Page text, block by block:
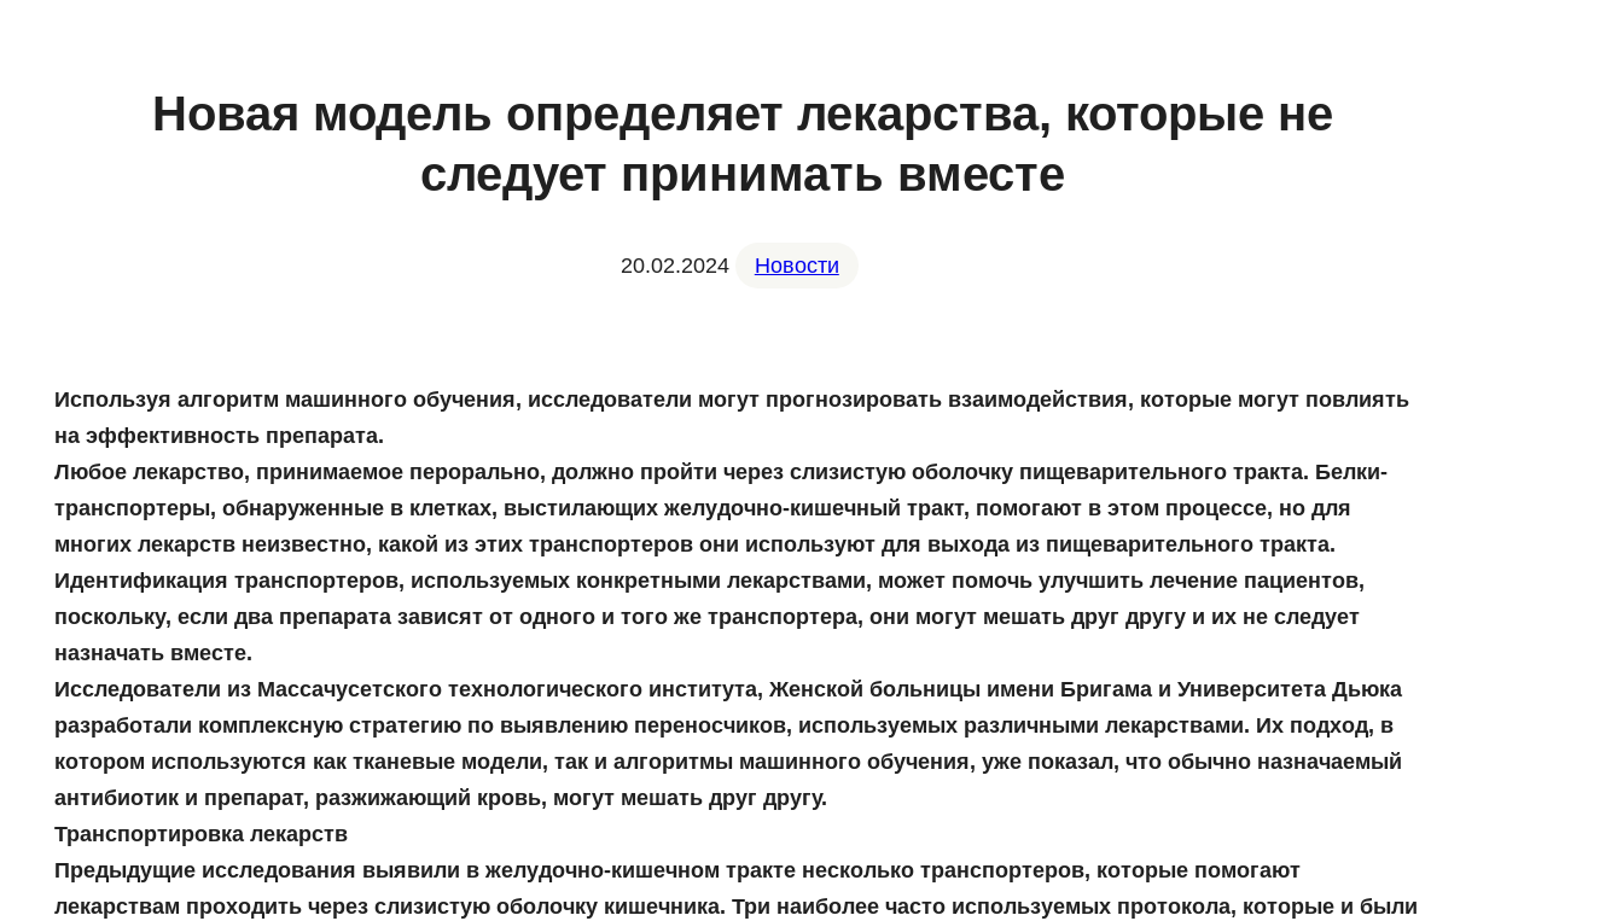
Новая модель определяет лекарства, которые не
следует принимать вместе
20.02.2024 Новости
Используя алгоритм машинного обучения, исследователи могут прогнозировать взаимодействия, которые могут повлиять
на эффективность препарата.
Любое лекарство, принимаемое перорально, должно пройти через слизистую оболочку пищеварительного тракта. Белки-
транспортеры, обнаруженные в клетках, выстилающих желудочно-кишечный тракт, помогают в этом процессе, но для
многих лекарств неизвестно, какой из этих транспортеров они используют для выхода из пищеварительного тракта.
Идентификация транспортеров, используемых конкретными лекарствами, может помочь улучшить лечение пациентов,
поскольку, если два препарата зависят от одного и того же транспортера, они могут мешать друг другу и их не следует
назначать вместе.
Исследователи из Массачусетского технологического института, Женской больницы имени Бригама и Университета Дьюка
разработали комплексную стратегию по выявлению переносчиков, используемых различными лекарствами. Их подход, в
котором используются как тканевые модели, так и алгоритмы машинного обучения, уже показал, что обычно назначаемый
антибиотик и препарат, разжижающий кровь, могут мешать друг другу.
Транспортировка лекарств
Предыдущие исследования выявили в желудочно-кишечном тракте несколько транспортеров, которые помогают
лекарствам проходить через слизистую оболочку кишечника. Три наиболее часто используемых протокола, которые и были